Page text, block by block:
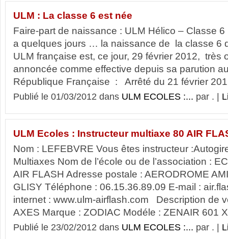
ULM : La classe 6 est née
Faire-part de naissance : ULM Hélico – Classe
a quelques jours … la naissance de la classe 6
ULM française est, ce jour, 29 février 2012, très
annoncée comme effective depuis sa parution
République Française : Arrêté du 21 février
Publié le 01/03/2012 dans ULM ECOLES :... par . |
ULM Ecoles : Instructeur multiaxe 80 AIR
Nom : LEFEBVRE Vous êtes instructeur
Multiaxes Nom de l’école ou de l’association :
AIR FLASH Adresse postale : AERODROME
GLISY Téléphone : 06.15.36.89.09 E-mail :
internet : www.ulm-airflash.com Description de
AXES Marque : ZODIAC Modéle : ZENAIR 601
Publié le 23/02/2012 dans ULM ECOLES :... par . |